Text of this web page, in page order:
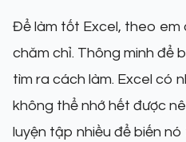
Để làm tốt Excel, theo em
chăm chỉ. Thông minh để
tìm ra cách làm. Excel có
không thể nhớ hết được
luyện tập nhiều để biến